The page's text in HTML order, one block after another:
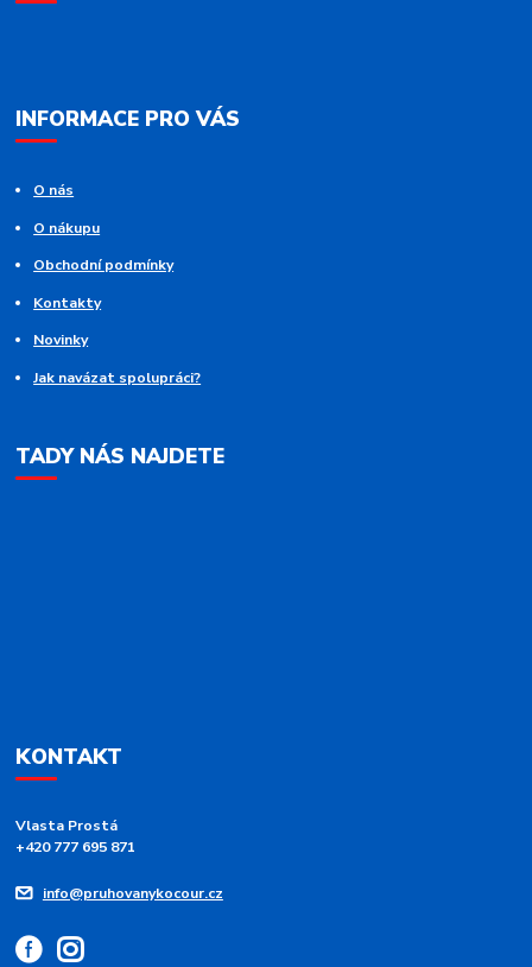
INFORMACE PRO VÁS
O nás
O nákupu
Obchodní podmínky
Kontakty
Novinky
Jak navázat spolupráci?
TADY NÁS NAJDETE
KONTAKT
Vlasta Prostá
+420 777 695 871
info@pruhovanykocour.cz